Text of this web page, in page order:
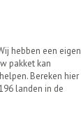
hebben een eigen
pakket kan
Bereken hier
landen in de